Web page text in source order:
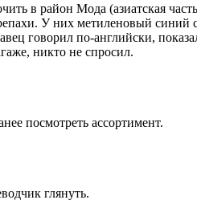
в район Мода (азиатская
У них метиленовый синий
говорил по-английски,
никто не спросил.
посмотреть ассортимент.
глянуть.